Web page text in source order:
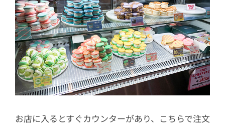
お店に入るとすぐカウンターがあり、こちらで注文